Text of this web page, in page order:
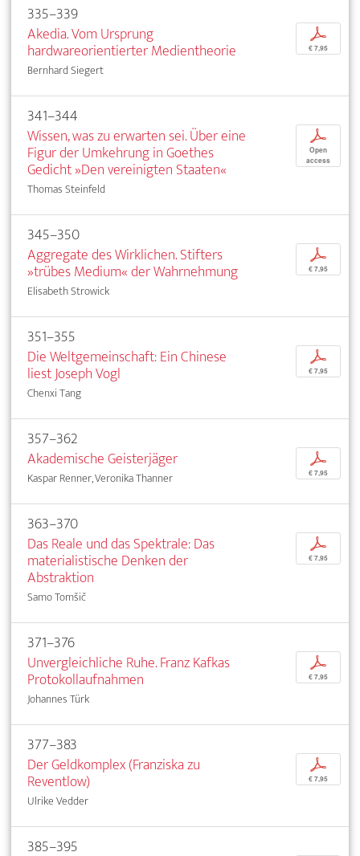
335–339
Akedia. Vom Ursprung
hardwareorientierter Medientheorie
Bernhard Siegert
p
€ 7,95
341–344
Wissen, was zu erwarten sei. Über eine
Figur der Umkehrung in Goethes
Gedicht »Den vereinigten Staaten«
Thomas Steinfeld
p
Open
access
345–350
Aggregate des Wirklichen. Stifters
»trübes Medium« der Wahrnehmung
Elisabeth Strowick
p
€ 7,95
351–355
Die Weltgemeinschaft: Ein Chinese
liest Joseph Vogl
Chenxi Tang
p
€ 7,95
357–362
Akademische Geisterjäger
Kaspar Renner, Veronika Thanner
p
€ 7,95
363–370
Das Reale und das Spektrale: Das
materialistische Denken der
Abstraktion
Samo Tomšič
p
€ 7,95
371–376
Unvergleichliche Ruhe. Franz Kafkas
Protokollaufnahmen
Johannes Türk
p
€ 7,95
377–383
Der Geldkomplex (Franziska zu
Reventlow)
Ulrike Vedder
p
€ 7,95
385–395